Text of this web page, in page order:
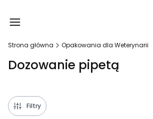
Strona główna Opakowania dla Weterynarii
Dozowanie pipetą
Filtry